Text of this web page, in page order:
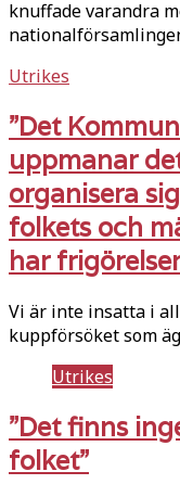
knuffade varandra
Utrikes
”Det
uppmanar
organisera
folkets och
har
Vi är inte insatta i
kuppförsöket som
Utrikes
”Det finns
folket”